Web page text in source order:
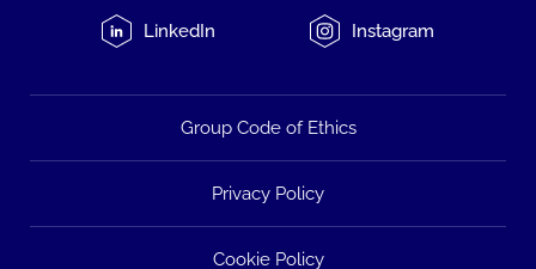
LinkedIn Instagram
Group Code of Ethics
Privacy Policy
Cookie Policy